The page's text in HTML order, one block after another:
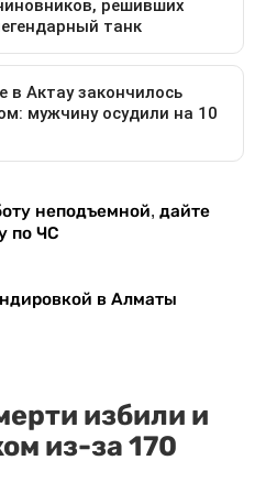
неподъемной, дайте
по ЧС
в Алматы
избили и
из-за 170